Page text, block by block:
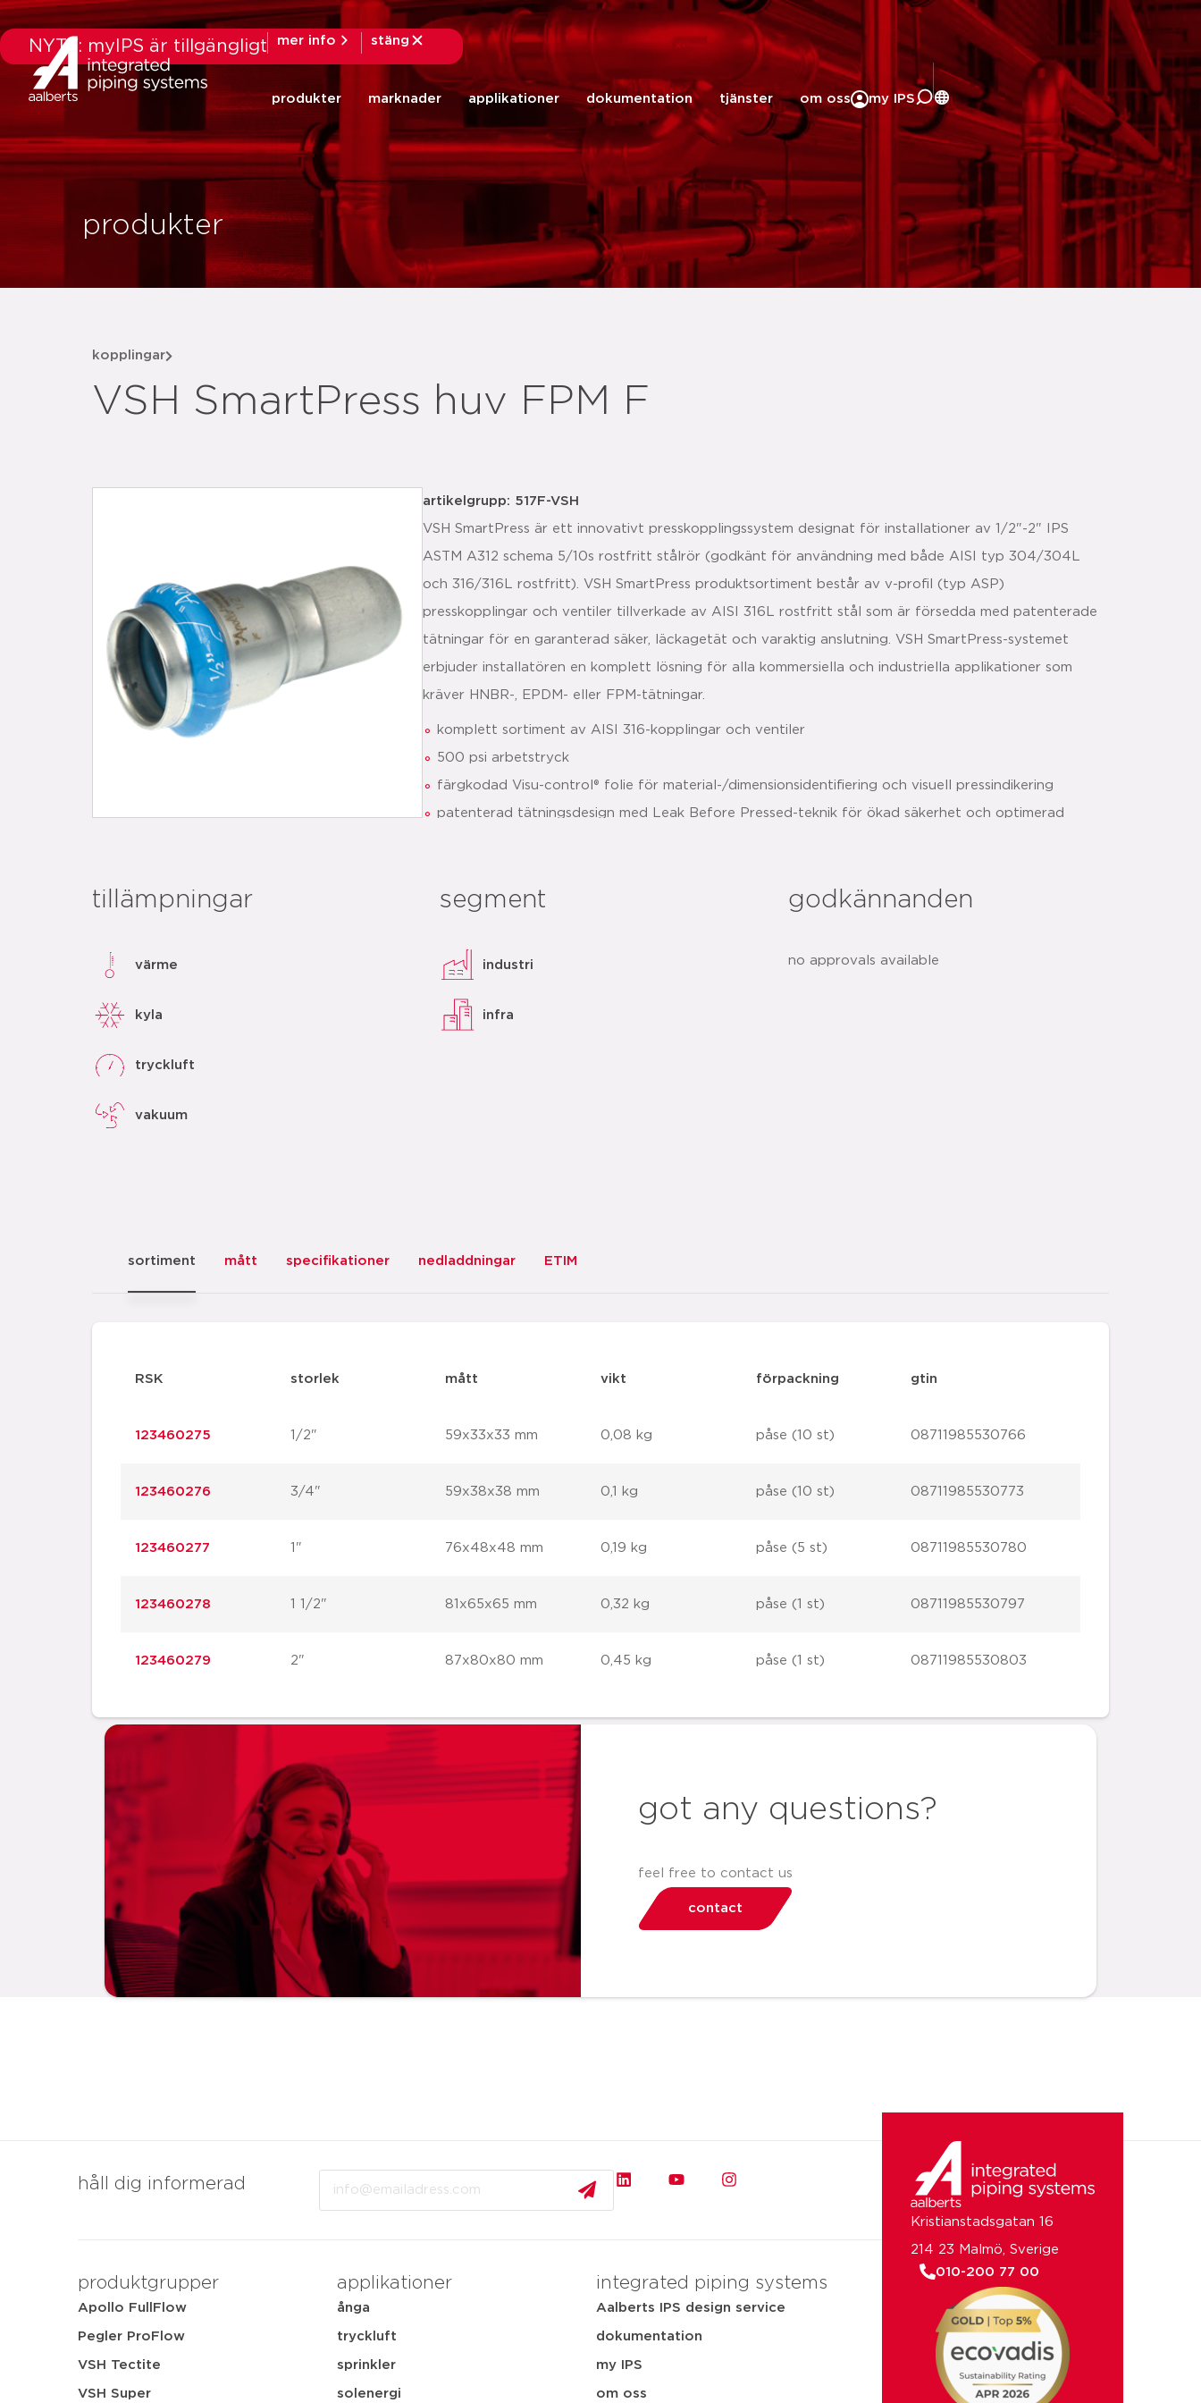
NYTT: myIPS är tillgängligt mer info
stäng
stäng
produkter marknader applikationer dokumentation tjänster om oss
produkter
kopplingar
VSH SmartPress huv FPM F
artikelgrupp: 517F-VSH
VSH SmartPress är ett innovativt presskopplingssystem designat för installationer av 1/2"-2" IPS
ASTM A312 schema 5/10s rostfritt stålrör (godkänt för användning med både AISI typ 304/304L
och 316/316L rostfritt). VSH SmartPress produktsortiment består av v-profil (typ ASP)
presskopplingar och ventiler tillverkade av AISI 316L rostfritt stål som är försedda med patenterade
tätningar för en garanterad säker, läckagetät och varaktig anslutning. VSH SmartPress-systemet
erbjuder installatören en komplett lösning för alla kommersiella och industriella applikationer som
kräver HNBR-, EPDM- eller FPM-tätningar.
komplett sortiment av AISI 316-kopplingar och ventiler
500 psi arbetstryck
färgkodad Visu-control® folie för material-/dimensionsidentifiering och visuell pressindikering
patenterad tätningsdesign med Leak Before Pressed-teknik för ökad säkerhet och optimerad
snabb installation tack vare förmarkerat insticksdjup
tillämpningar
värme
kyla
tryckluft
vakuum
segment
industri
infra
godkännanden
no approvals available
sortiment mått specifikationer nedladdningar ETIM
RSK storlek mått vikt förpackning gtin
123460275 1/2" 59x33x33 mm 0,08 kg påse (10 st) 08711985530766
123460276 3/4" 59x38x38 mm 0,1 kg påse (10 st) 08711985530773
123460277 1" 76x48x48 mm 0,19 kg påse (5 st) 08711985530780
123460278 1 1/2" 81x65x65 mm 0,32 kg påse (1 st) 08711985530797
123460279 2" 87x80x80 mm 0,45 kg påse (1 st) 08711985530803
got any questions?
feel free to contact us
contact
håll dig informerad
produktgrupper
Apollo FullFlow
Pegler ProFlow
VSH Tectite
VSH Super
applikationer
ånga
tryckluft
sprinkler
solenergi
integrated piping systems
Aalberts IPS design service
dokumentation
my IPS
om oss
Kristianstadsgatan 16
214 23 Malmö, Sverige
010-200 77 00